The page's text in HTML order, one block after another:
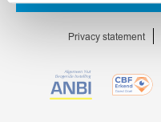
Privacy statement